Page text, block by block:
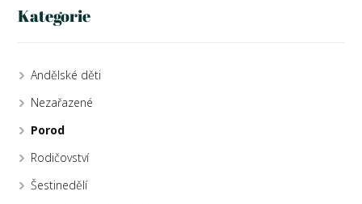
Kategorie
Andělské děti
Nezařazené
Porod
Rodičovství
Šestinedělí